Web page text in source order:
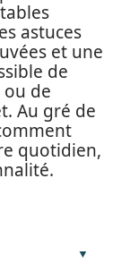
astuces
et une
de
de
Au gré de
quotidien,